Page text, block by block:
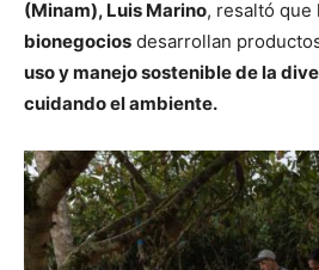
(Minam), Luis Marino, resaltó que
bionegocios desarrollan
uso y manejo sostenible de la
cuidando el ambiente.